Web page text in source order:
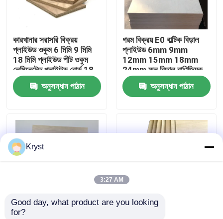
কারখানা পরিদর্শন
গুণমান নিয়ন্ত্রণ
আমাদের সাথে যোগাযোগ
খবর
একটি উদ্ধৃতি অনুরোধ করুন
কারখানার সরাসরি বিক্রয়
প্লাইউড ওকুম 6 মিমি 9 মিমি
18 মিমি প্লাইউড শীট ওকুম
লেমিনেটেড প্লাইউড বোর্ড 18
মিমি নির্মাণের জন্য
অনুসন্ধান পাঠান
গরম বিক্রয় E0 বাল্টিক বিড়াল
প্লাইউড 6mm 9mm
12mm 15mm 18mm
24mm ফুল বিড়াল বাণিজ্যিক
প্লাইউড শীট
1200*2400mm
অনুসন্ধান পাঠান
বেড়ালের সাথে আবৃত 3 মিমি 4
Kryst
3:27 AM
Good day, what product are you looking
for?